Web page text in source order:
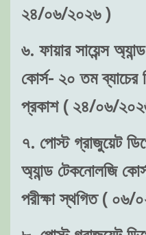
২৪/০৬/২০২৬ )
৬. ফায়ার সায়েন্স
কোর্স- ২০ তম ব্যাচের
প্রকাশ ( ২৪/০৬/
৭. পোস্ট গ্রাজুয়েট
অ্যান্ড টেকনোলজি
পরীক্ষা স্থগিত (